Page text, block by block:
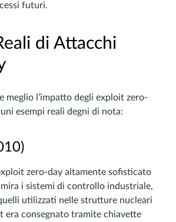
futuri.
di Attacchi
meglio l’impatto degli exploit zero-
esempi reali degni di nota:
zero-day altamente sofisticato
i sistemi di controllo industriale,
utilizzati nelle strutture nucleari
era consegnato tramite chiavette